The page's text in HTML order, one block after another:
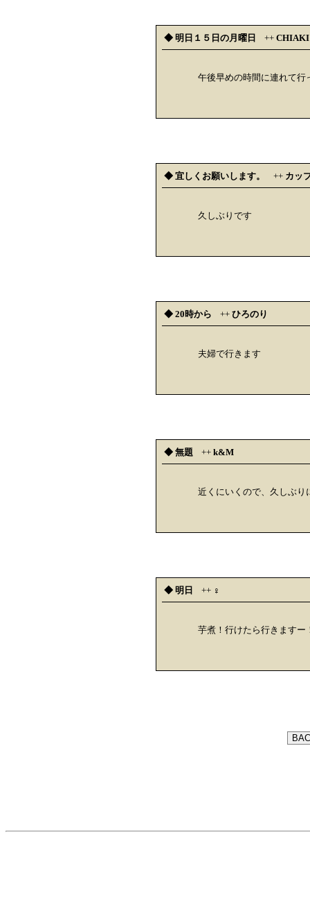
◆ 明日１５日の月曜日 ++
午後早めの時間に連れて行
◆ 宜しくお願いします。 ++ カッ
久しぶりです
◆ 20時から ++ ひろのり
夫婦で行きます
◆ 無題 ++ k&M
近くにいくので、久しぶり
◆ 明日 ++ ♀
芋煮！行けたら行きますー